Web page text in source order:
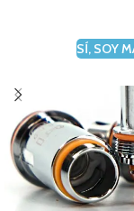
SÍ, SOY